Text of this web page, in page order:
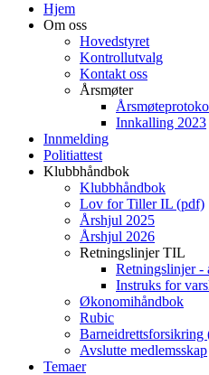
Hjem
Om oss
Hovedstyret
Kontrollutvalg
Kontakt oss
Årsmøter
Innkalling 2023
Innmelding
Politiattest
Klubbhåndbok
Klubbhåndbok
Lov for Tiller IL (pdf)
Årshjul 2025
Årshjul 2026
Retningslinjer TIL
Retningslinjer -
Instruks for
Økonomihåndbok
Rubic
Avslutte medlemsskap
Temaer